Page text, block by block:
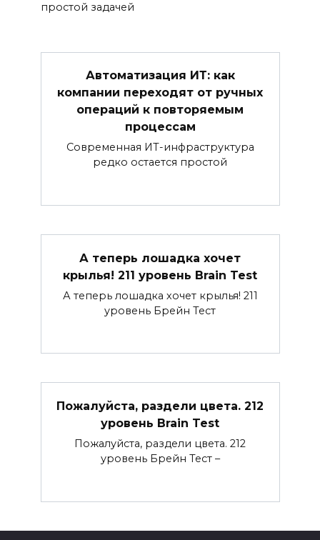
простой задачей
Автоматизация ИТ: как
компании переходят от ручных
операций к повторяемым
процессам
Современная ИТ-инфраструктура
редко остается простой
А теперь лошадка хочет
крылья! 211 уровень Brain Test
А теперь лошадка хочет крылья! 211
уровень Брейн Тест
Пожалуйста, раздели цвета. 212
уровень Brain Test
Пожалуйста, раздели цвета. 212
уровень Брейн Тест –